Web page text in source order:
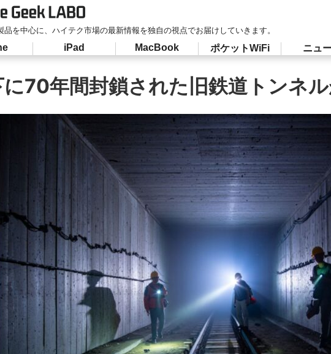
品を中心に、ハイテク市場の最新情報を独自の視点でお届けしていきます。
iPad MacBook ポケットWiFi ニュ
70年間封鎖された旧鉄道トンネ